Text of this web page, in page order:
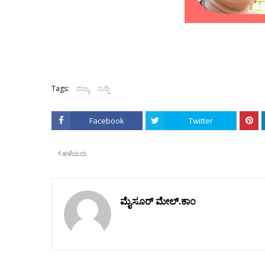
Tags: ರಾಜ್ಯ ಸುದ್ದಿ
Facebook Twitter
ಹಳೆಯದು
ಮೈಸೂರ್ ಮೇಲ್.ಕಾಂ